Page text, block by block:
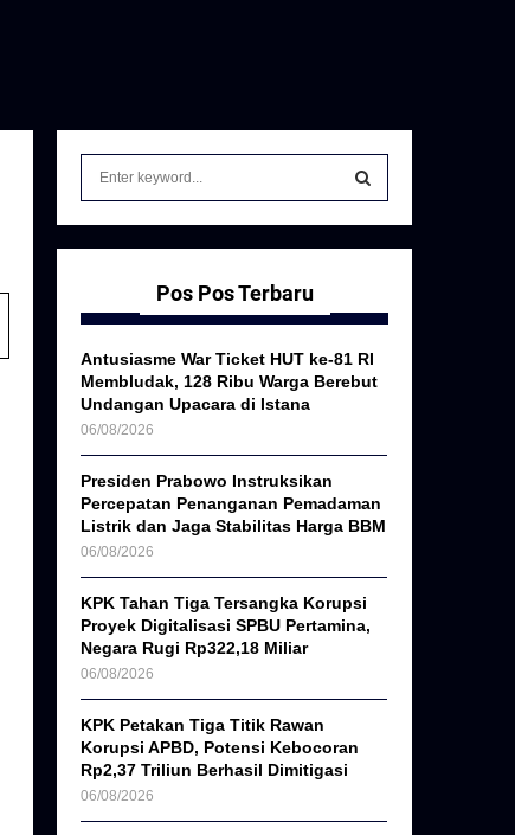
f
r
:
S
A
R
H
Pos Pos Terbaru
Antusiasme War Ticket HUT ke-81 RI
Membludak, 128 Ribu Warga Berebut
Undangan Upacara di Istana
06/08/2026
Presiden Prabowo Instruksikan
Percepatan Penanganan Pemadaman
Listrik dan Jaga Stabilitas Harga BBM
06/08/2026
KPK Tahan Tiga Tersangka Korupsi
Proyek Digitalisasi SPBU Pertamina,
Negara Rugi Rp322,18 Miliar
06/08/2026
KPK Petakan Tiga Titik Rawan
Korupsi APBD, Potensi Kebocoran
Rp2,37 Triliun Berhasil Dimitigasi
06/08/2026